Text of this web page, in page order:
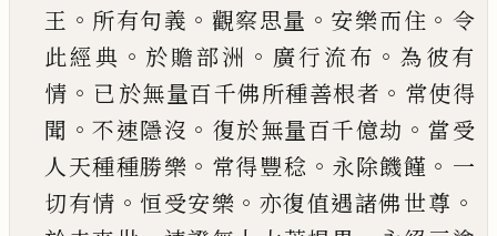
王 。 所有句義 。 觀察思量 。 安樂而住 。 令
此經典 。 於贍部洲 。 廣行流布 。 為彼有
情 。 已於無量百千佛所種善根者 。 常使得
聞 。 不速隱沒 。 復於無量百千億劫 。 當受
人天種種勝樂 。 常得豐稔 。 永除饑饉 。 一
切有情 。 恒受安樂 。 亦復值遇諸佛世尊 。